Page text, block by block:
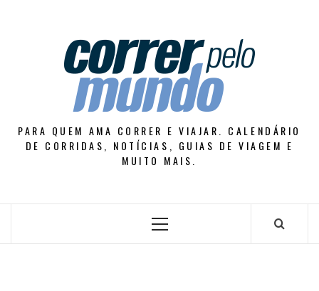
PARA QUEM AMA CORRER E VIAJAR. CALENDÁRIO
DE CORRIDAS, NOTÍCIAS, GUIAS DE VIAGEM E
MUITO MAIS.
Primary